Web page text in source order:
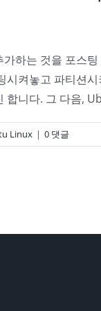
하는 것을 포스
시켜놓고 파티션
합니다. 그 다음,
Linux | 0 댓글